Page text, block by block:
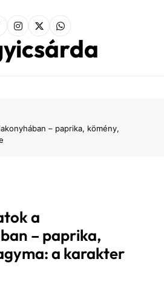
– paprika, kömény,
a
– paprika,
a karakter